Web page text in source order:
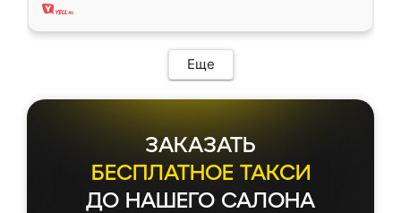
Еще
ЗАКАЗАТЬ
БЕСПЛАТНОЕ ТАКСИ
ДО НАШЕГО САЛОНА